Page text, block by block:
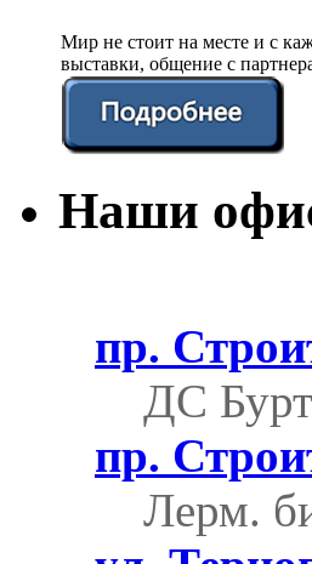
Мир не стоит на месте и с
выставки, общение с
Наши
пр.
ДС
пр.
Лерм.